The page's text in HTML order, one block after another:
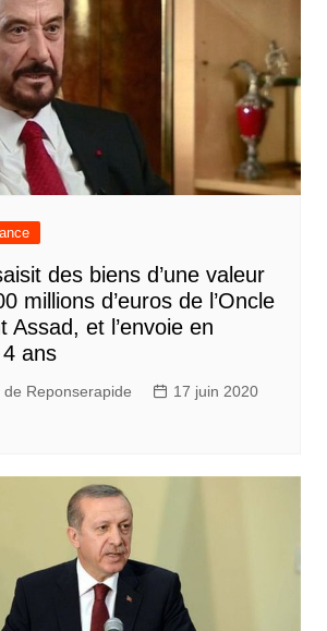
des biens d’une valeur
millions d’euros de l’Oncle
Assad, et l’envoie en
ans
Reponserapide
17 juin 2020